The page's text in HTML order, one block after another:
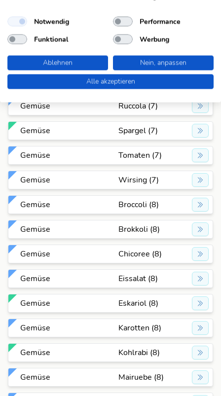
Gemüse Mangold (7)
Gemüse Rettich (7)
Rotkohl (7)
Gemüse Ruccola (7)
Gemüse Spargel (7)
Gemüse Tomaten (7)
Gemüse Wirsing (7)
Gemüse Broccoli (8)
Gemüse Brokkoli (8)
Gemüse Chicoree (8)
Gemüse Eissalat (8)
Gemüse Eskariol (8)
Gemüse Karotten (8)
Gemüse Kohlrabi (8)
Gemüse Mairuebe (8)
Notwendig
Performance
Funktional
Werbung
Ablehnen
Nein, anpassen
Alle akzeptieren